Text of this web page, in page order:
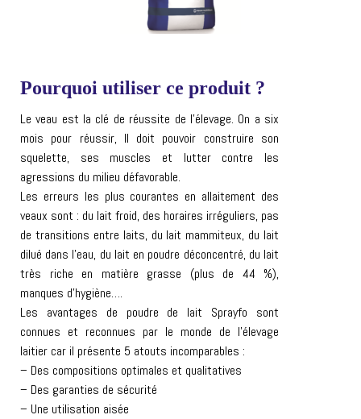
Pourquoi utiliser ce produit ?
Le veau est la clé de réussite de l’élevage. On a six
mois pour réussir, Il doit pouvoir construire son
squelette, ses muscles et lutter contre les
agressions du milieu défavorable.
Les erreurs les plus courantes en allaitement des
veaux sont : du lait froid, des horaires irréguliers, pas
de transitions entre laits, du lait mammiteux, du lait
dilué dans l’eau, du lait en poudre déconcentré, du lait
très riche en matière grasse (plus de 44 %),
manques d’hygiène….
Les avantages de poudre de lait Sprayfo sont
connues et reconnues par le monde de l’élevage
laitier car il présente 5 atouts incomparables :
– Des compositions optimales et qualitatives
– Des garanties de sécurité
– Une utilisation aisée